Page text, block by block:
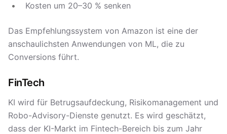
Kosten um 20–30 % senken
Das Empfehlungssystem von Amazon ist eine der
anschaulichsten Anwendungen von ML, die zu
Conversions führt.
FinTech
KI wird für Betrugsaufdeckung, Risikomanagement und
Robo-Advisory-Dienste genutzt. Es wird geschätzt,
dass der KI-Markt im Fintech-Bereich bis zum Jahr